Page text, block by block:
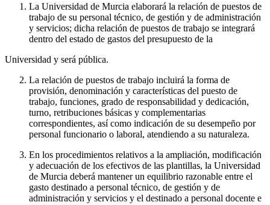
La Universidad de Murcia elaborará la relación de puestos de
trabajo de su personal técnico, de gestión y de administración
y servicios; dicha relación de puestos de trabajo se integrará
dentro del estado de gastos del presupuesto de la
Universidad y será pública.
La relación de puestos de trabajo incluirá la forma de
provisión, denominación y características del puesto de
trabajo, funciones, grado de responsabilidad y dedicación,
turno, retribuciones básicas y complementarias
correspondientes, así como indicación de su desempeño por
personal funcionario o laboral, atendiendo a su naturaleza.
En los procedimientos relativos a la ampliación, modificación
y adecuación de los efectivos de las plantillas, la Universidad
de Murcia deberá mantener un equilibrio razonable entre el
gasto destinado a personal técnico, de gestión y de
administración y servicios y el destinado a personal docente e